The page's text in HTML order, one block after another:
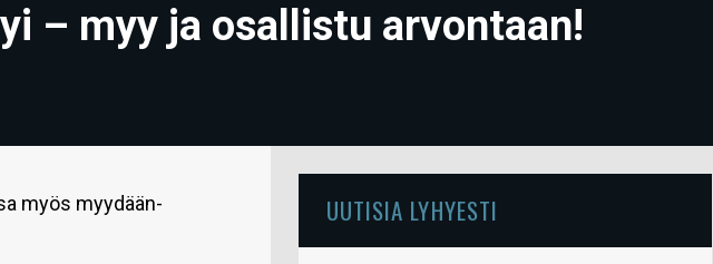
– myy ja osallistu arvontaan!
myös myydään-
UUTISIA LYHYESTI